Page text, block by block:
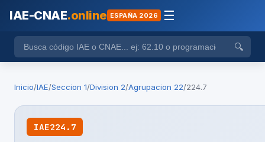
IAE-CNAE.online ESPAÑA 2026 ☰
🔍
Inicio/IAE/Seccion 1/Division 2/Agrupacion 22/224.7
IAE224.7